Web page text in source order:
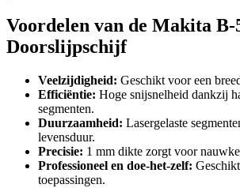
Voordelen van de Makita B-
Doorslijpschijf
Veelzijdigheid: Geschikt voor een
Efficiëntie: Hoge snijsnelheid dankzij
segmenten.
Duurzaamheid: Lasergelaste
levensduur.
Precisie: 1 mm dikte zorgt voor
Professioneel en doe-het-zelf:
toepassingen.